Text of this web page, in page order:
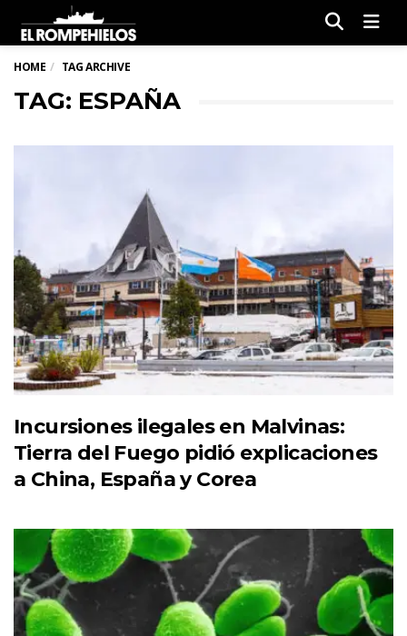
HOME TAG ARCHIVE
TAG: ESPAÑA
Incursiones ilegales en Malvinas:
Tierra del Fuego pidió explicaciones
a China, España y Corea